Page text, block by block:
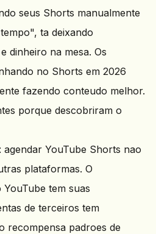
seus Shorts manualmente
ta deixando
dinheiro na mesa. Os
no Shorts em 2026
fazendo conteudo melhor.
porque descobriram o
agendar YouTube Shorts nao
plataformas. O
tem suas
de terceiros tem
recompensa padroes de